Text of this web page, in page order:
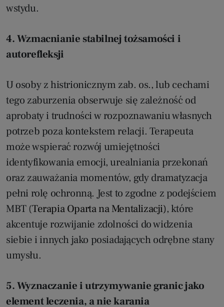
wstydu.
4. Wzmacnianie stabilnej tożsamości i
autorefleksji
U osoby z histrionicznym zab. os., lub cechami
tego zaburzenia obserwuje się zależność od
aprobaty i trudności w rozpoznawaniu własnych
potrzeb poza kontekstem relacji. Terapeuta
może wspierać rozwój umiejętności
identyfikowania emocji, urealniania przekonań
oraz zauważania momentów, gdy dramatyzacja
pełni rolę ochronną. Jest to zgodne z podejściem
MBT (Terapia Oparta na Mentalizacji), które
akcentuje rozwijanie zdolności do widzenia
siebie i innych jako posiadających odrębne stany
umysłu.
5. Wyznaczanie i utrzymywanie granic jako
element leczenia, a nie karania